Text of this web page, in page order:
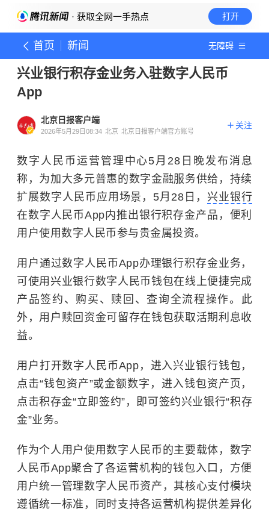
· 获取全网一手热点 打开
首页 新闻 无障碍
兴业银行积存金业务入驻数字人民币
App
北京日报客户端
2026年5月29日08:34 北京 北京日报客户端官方账号
关注
数字人民币运营管理中心5月28日晚发布消息
称，为加大多元普惠的数字金融服务供给，持续
扩展数字人民币应用场景，5月28日， 兴业银行
在数字人民币App内推出银行积存金产品，便利
用户使用数字人民币参与贵金属投资。
用户通过数字人民币App办理银行积存金业务，
可使用兴业银行数字人民币钱包在线上便捷完成
产品签约、购买、赎回、查询全流程操作。此
外，用户赎回资金可留存在钱包获取活期利息收
益。
用户打开数字人民币App，进入兴业银行钱包，
点击“钱包资产”或金额数字，进入钱包资产页，
点击积存金“立即签约”，即可签约兴业银行“积存
金”业务。
作为个人用户使用数字人民币的主要载体，数字
人民币App聚合了各运营机构的钱包入口，方便
用户统一管理数字人民币资产，其核心支付模块
遵循统一标准，同时支持各运营机构提供差异化